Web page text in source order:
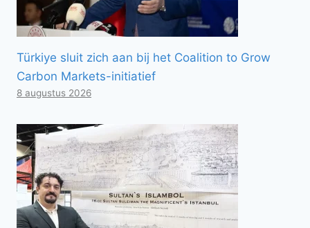
Türkiye sluit zich aan bij het Coalition to Grow
Carbon Markets-initiatief
8 augustus 2026